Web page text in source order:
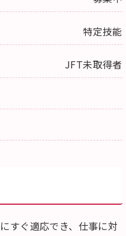
特定技能
JFT未取得者
すぐ適応でき、仕事に対